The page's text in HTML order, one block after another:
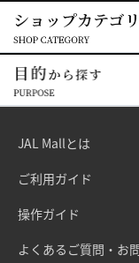
JAL Mallとは
ご利用ガイド
操作ガイド
よくあるご質問・お